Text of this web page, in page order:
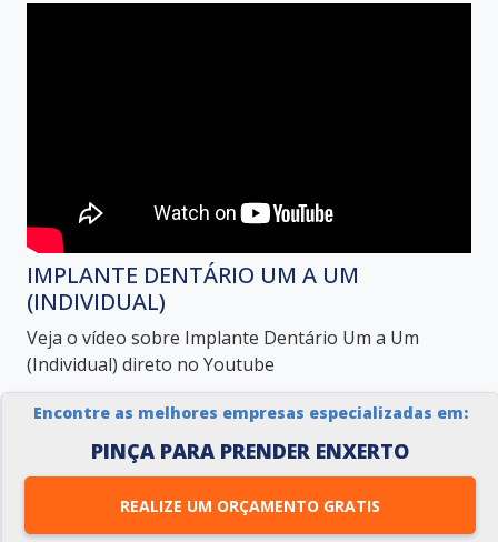
Encontre as melhores empresas especializadas em:
PINÇA PARA PRENDER ENXERTO
REALIZE UM ORÇAMENTO GRATIS
IMPLANTE DENTÁRIO UM A UM
(INDIVIDUAL)
Veja o vídeo sobre Implante Dentário Um a Um
(Individual) direto no Youtube